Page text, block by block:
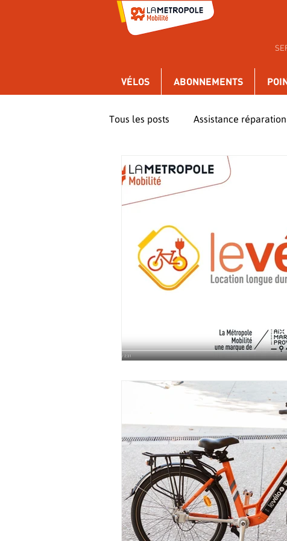
VÉLOS ABONNEMENTS
Tous les posts Assistance réparation